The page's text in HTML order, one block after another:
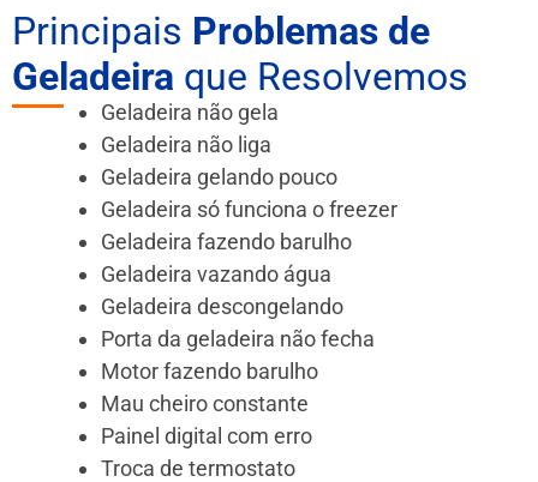
Principais Problemas de
Geladeira que Resolvemos
Geladeira não gela
Geladeira não liga
Geladeira gelando pouco
Geladeira só funciona o freezer
Geladeira fazendo barulho
Geladeira vazando água
Geladeira descongelando
Porta da geladeira não fecha
Motor fazendo barulho
Mau cheiro constante
Painel digital com erro
Troca de termostato